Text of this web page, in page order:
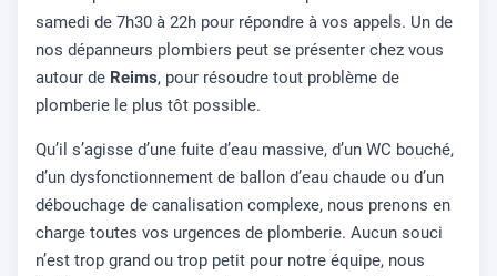
samedi de 7h30 à 22h pour répondre à vos appels. Un de
nos dépanneurs plombiers peut se présenter chez vous
autour de Reims, pour résoudre tout problème de
plomberie le plus tôt possible.
Qu’il s’agisse d’une fuite d’eau massive, d’un WC bouché,
d’un dysfonctionnement de ballon d’eau chaude ou d’un
débouchage de canalisation complexe, nous prenons en
charge toutes vos urgences de plomberie. Aucun souci
n’est trop grand ou trop petit pour notre équipe, nous